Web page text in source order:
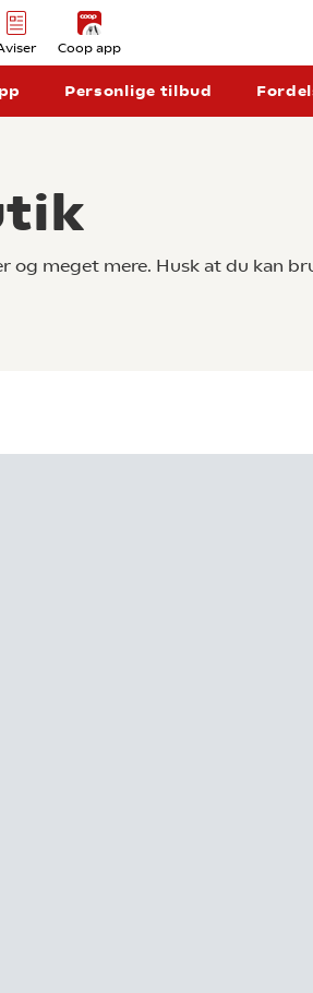
Coop app
Personlige tilbud
og meget mere. Husk at du kan